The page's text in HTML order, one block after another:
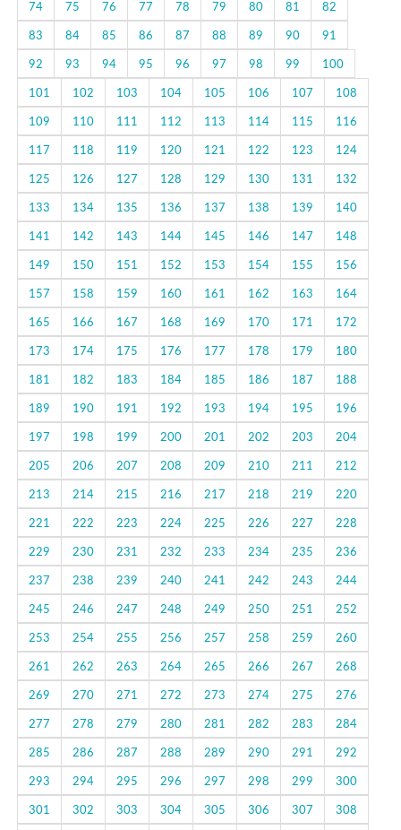
74 75 76 77 78 79 80 81
82
83
84 85 86 87 88 89 90
91
92
93 94 95 96 97 98 99
100
101
102 103 104 105 106 107
108
109
110 111 112 113 114 115
116
117
118 119 120 121 122 123
124
125
126 127 128 129 130 131
132
133
134 135 136 137 138 139
140
141
142 143 144 145 146 147
148
149
150 151 152 153 154 155
156
157
158 159 160 161 162 163
164
165
166 167 168 169 170 171
172
173
174 175 176 177 178 179
180
181
182 183 184 185 186 187
188
189
190 191 192 193 194 195
196
197
198 199 200 201 202 203
204
205
206 207 208 209 210 211
212
213
214 215 216 217 218 219
220
221
222 223 224 225 226 227
228
229
230 231 232 233 234 235
236
237
238 239 240 241 242 243
244
245
246 247 248 249 250 251
252
253
254 255 256 257 258 259
260
261
262 263 264 265 266 267
268
269
270 271 272 273 274 275
276
277
278 279 280 281 282 283
284
285
286 287 288 289 290 291
292
293
294 295 296 297 298 299
300
301
302 303 304 305 306 307
308